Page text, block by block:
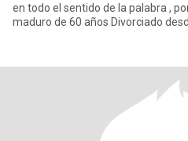
en todo el sentido de la palabra ,
maduro de 60 años